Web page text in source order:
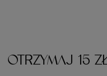
OTRZYMAJ 15